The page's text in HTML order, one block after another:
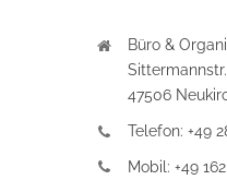
Büro &
Sittermannstr.
47506
Telefon: +49
Mobil: +49